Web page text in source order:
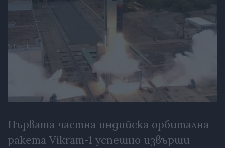
Първата частна индийска орбитална
ракета Vikram-1 успешно извърши